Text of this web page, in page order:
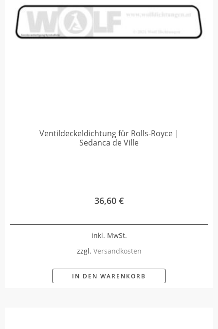
Ventildeckeldichtung für Rolls-Royce |
Sedanca de Ville
36,60 €
inkl. MwSt.
zzgl. Versandkosten
IN DEN WARENKORB